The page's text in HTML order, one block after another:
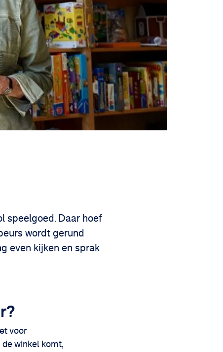
speelgoed. Daar hoef
wordt gerund
even kijken en sprak
voor
de winkel komt,